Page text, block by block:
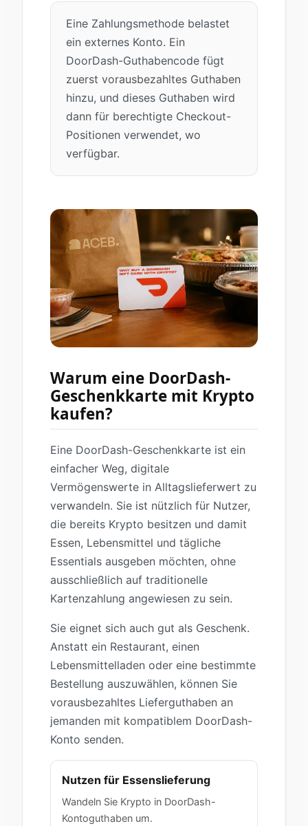
Eine Zahlungsmethode belastet
ein externes Konto. Ein
DoorDash-Guthabencode fügt
zuerst vorausbezahltes Guthaben
hinzu, und dieses Guthaben wird
dann für berechtigte Checkout-
Positionen verwendet, wo
verfügbar.
Warum eine DoorDash-
Geschenkkarte mit Krypto
kaufen?
Eine DoorDash-Geschenkkarte ist ein
einfacher Weg, digitale
Vermögenswerte in Alltagslieferwert zu
verwandeln. Sie ist nützlich für Nutzer,
die bereits Krypto besitzen und damit
Essen, Lebensmittel und tägliche
Essentials ausgeben möchten, ohne
ausschließlich auf traditionelle
Kartenzahlung angewiesen zu sein.
Sie eignet sich auch gut als Geschenk.
Anstatt ein Restaurant, einen
Lebensmittelladen oder eine bestimmte
Bestellung auszuwählen, können Sie
vorausbezahltes Lieferguthaben an
jemanden mit kompatiblem DoorDash-
Konto senden.
Nutzen für Essenslieferung
Wandeln Sie Krypto in DoorDash-
Kontoguthaben um.